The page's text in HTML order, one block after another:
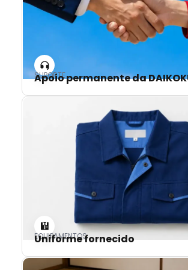
SUPORTE
Apoio permanente da
EQUIPAMENTOS
Uniforme fornecido